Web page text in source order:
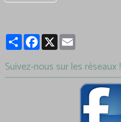
PartagerFacebook
X
Suivez-nous sur les réseaux !